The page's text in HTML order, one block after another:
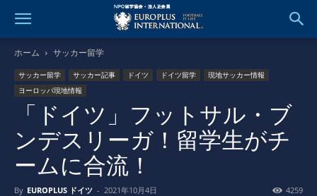
ホーム サッカー留学
サッカー留学 サッカー記事 ドイツ ドイツ留学
現地サッカー情報
ヨーロッパ現地情報
「ドイツ」フットサル・ブ
ンデスリーガ！留学生がチ
ームに合流！
By EUROPLUS ドイツ - 2021年10月4日 4259